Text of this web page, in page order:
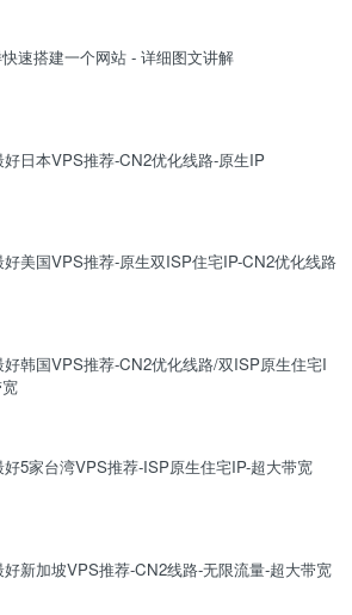
速搭建一个网站 - 详细图文讲解
好日本VPS推荐-CN2优化线路-原生IP
好美国VPS推荐-原生双ISP住宅IP-CN2优化线路
好韩国VPS推荐-CN2优化线路/双ISP原生住宅I
好5家台湾VPS推荐-ISP原生住宅IP-超大带宽
好新加坡VPS推荐-CN2线路-无限流量-超大带宽